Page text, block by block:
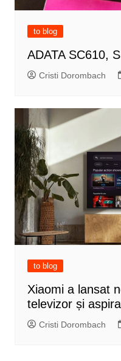
to blog
ADATA SC610,
Cristi Dorombach
to blog
Xiaomi a lansat
televizor și
Cristi Dorombach